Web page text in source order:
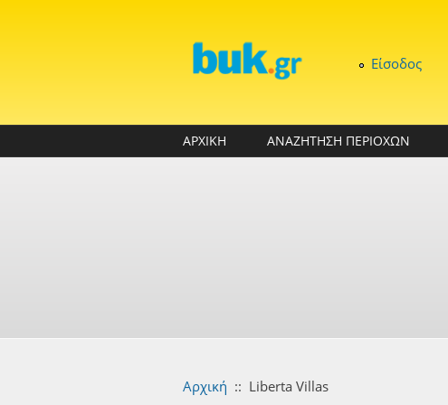
Είσοδος
ΑΡΧΙΚΗ ΑΝΑΖΗΤΗΣΗ ΠΕΡΙΟΧΩΝ
Αρχική :: Liberta Villas